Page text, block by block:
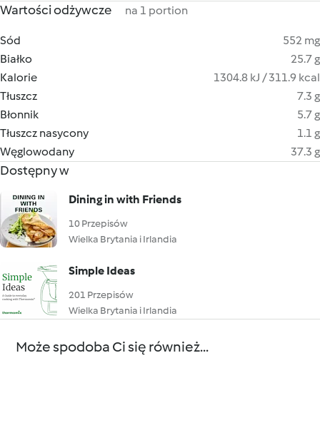
Wartości odżywcze na 1 portion
Sód
552 mg
Białko
25.7 g
Kalorie
1304.8 kJ / 311.9 kcal
Tłuszcz
7.3 g
Błonnik
5.7 g
Tłuszcz nasycony
1.1 g
Węglowodany
37.3 g
Dostępny w
Dining in with Friends
10 Przepisów
Wielka Brytania i Irlandia
Simple Ideas
201 Przepisów
Wielka Brytania i Irlandia
Może spodoba Ci się również...